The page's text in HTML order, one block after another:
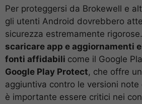
Per proteggersi da Brokewell e
gli utenti Android dovrebbero
sicurezza estremamente rigorose.
scaricare app e aggiornamenti
fonti affidabili come il Google
Google Play Protect, che offre
aggiuntiva contro le versioni
è importante essere critici nei